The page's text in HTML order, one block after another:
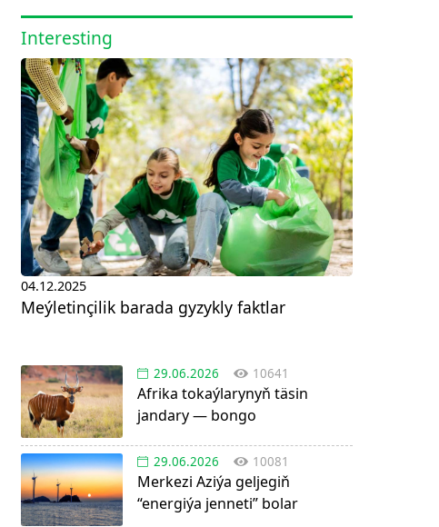
Interesting
04.12.2025
Meýletinçilik barada gyzykly faktlar
29.06.2026 10641
Afrika tokaýlarynyň täsin
jandary — bongo
29.06.2026 10081
Merkezi Aziýa geljegiň
“energiýa jenneti” bolar